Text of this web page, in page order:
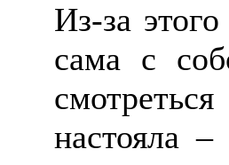
Из-за
сама с
настояла –